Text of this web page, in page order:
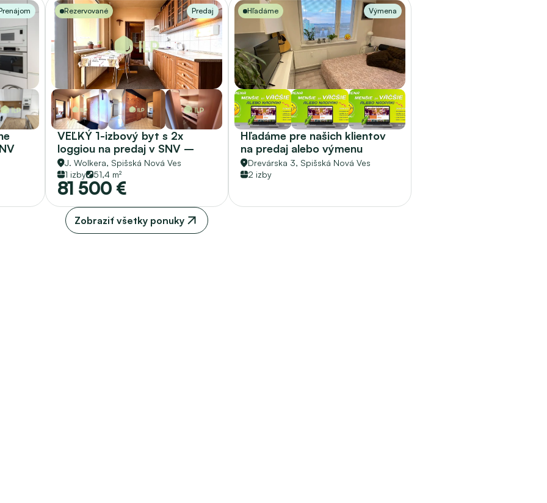
Rezervované Predaj
VEĽKÝ 1-izbový byt s 2x
loggiou na predaj v SNV –
51,40 m2
J. Wolkera, Spišská Nová Ves
1 izby
51,4 m²
81 500 €
Hľadáme Výmena
Hľadáme pre našich klientov
na predaj alebo výmenu
Drevárska 3, Spišská Nová Ves
2 izby
Zobraziť všetky ponuky